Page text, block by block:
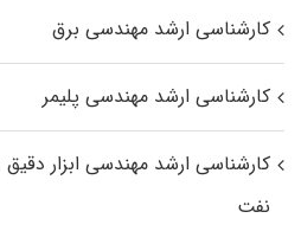
کارشناسی ارشد مهندسی برق
کارشناسی ارشد مهندسی پلیمر
کارشناسی ارشد مهندسی ابزار
نفت